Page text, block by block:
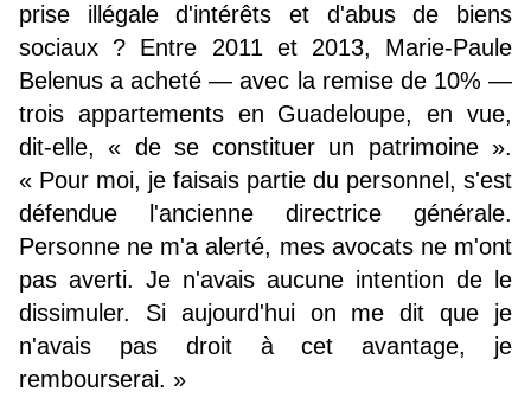
prise illégale d'intérêts et d'abus de biens
sociaux ? Entre 2011 et 2013, Marie-Paule
Belenus a acheté — avec la remise de 10% —
trois appartements en Guadeloupe, en vue,
dit-elle, « de se constituer un patrimoine ».
« Pour moi, je faisais partie du personnel, s'est
défendue l'ancienne directrice générale.
Personne ne m'a alerté, mes avocats ne m'ont
pas averti. Je n'avais aucune intention de le
dissimuler. Si aujourd'hui on me dit que je
n'avais pas droit à cet avantage, je
rembourserai. »